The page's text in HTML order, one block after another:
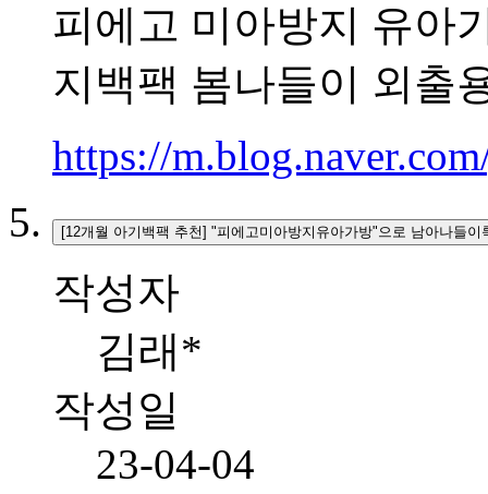
피에고 미아방지 유아
지백팩 봄나들이 외출
https://
[12개월 아기백팩 추천] "피에고미아방지유아가방"으로 남아나들
작성자
김래*
작성일
23-04-04